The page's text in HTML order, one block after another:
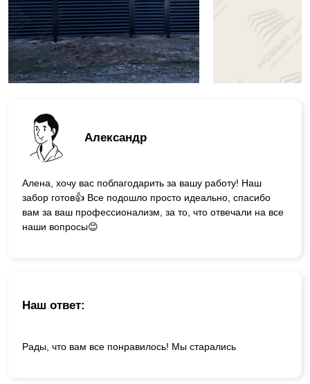
Александр
Алена, хочу вас поблагодарить за вашу работу! Наш
забор готов👍 Все подошло просто идеально, спасибо
вам за ваш профессионализм, за то, что отвечали на все
наши вопросы😊
Наш ответ:
Рады, что вам все понравилось! Мы старались